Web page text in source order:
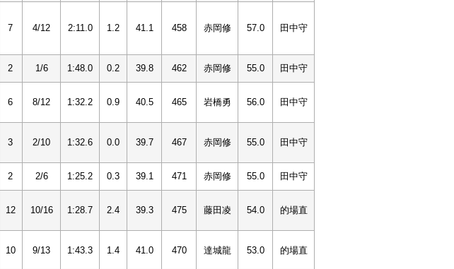
7 4/12 2:11.0 1.2 41.1 458 赤岡修 57.0 田中守
2 1/6 1:48.0 0.2 39.8 462 赤岡修 55.0 田中守
6 8/12 1:32.2 0.9 40.5 465 岩橋勇 56.0 田中守
3 2/10 1:32.6 0.0 39.7 467 赤岡修 55.0 田中守
2 2/6 1:25.2 0.3 39.1 471 赤岡修 55.0 田中守
12 10/16 1:28.7 2.4 39.3 475 藤田凌 54.0 的場直
10 9/13 1:43.3 1.4 41.0 470 達城龍 53.0 的場直